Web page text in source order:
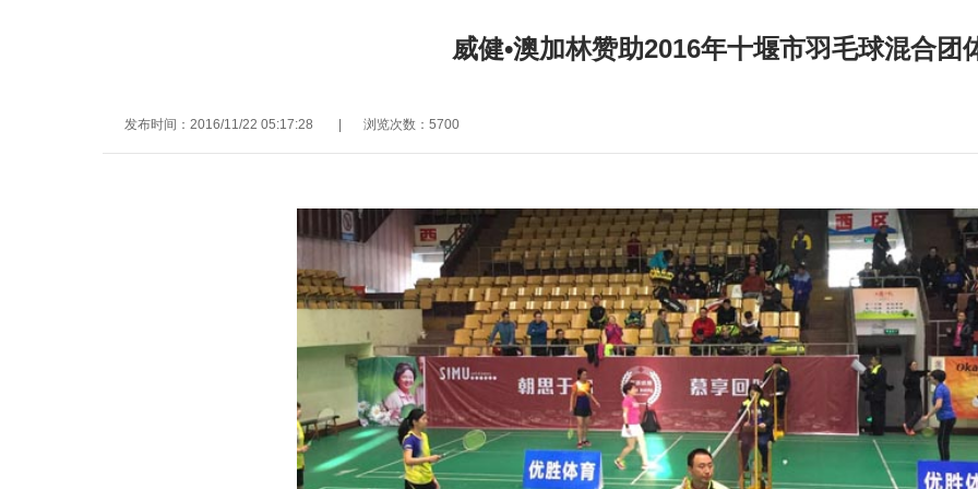
威健•澳加林赞助2016年十堰市羽毛球混合团
发布时间：2016/11/22 05:17:28 浏览次数：5700